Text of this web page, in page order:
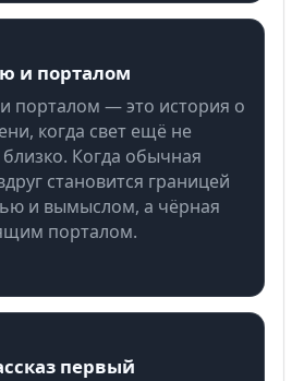
и порталом
порталом — это история о
когда свет ещё не
Когда обычная
становится границей
и вымыслом, а чёрная
порталом.
первый